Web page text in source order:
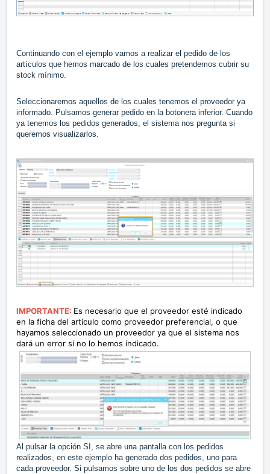
Continuando con el ejemplo vamos a realizar el pedido de los
artículos que hemos marcado de los cuales pretendemos cubrir su
stock mínimo.
Seleccionaremos aquellos de los cuales tenemos el proveedor ya
informado. Pulsamos generar pedido en la botonera inferior. Cuando
ya tenemos los pedidos generados, el sistema nos pregunta si
queremos visualizarlos.
IMPORTANTE: Es necesario que el proveedor esté indicado
en la ficha del artículo como proveedor preferencial, o que
hayamos seleccionado un proveedor ya que el sistema nos
dará un error si no lo hemos indicado.
Al pulsar la opción SI, se abre una pantalla con los pedidos
realizados, en este ejemplo ha generado dos pedidos, uno para
cada proveedor. Si pulsamos sobre uno de los dos pedidos se abre